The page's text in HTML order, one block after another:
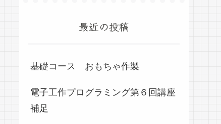
最近の投稿
基礎コース おもちゃ作製
電子工作プログラミング第６回講座
補足